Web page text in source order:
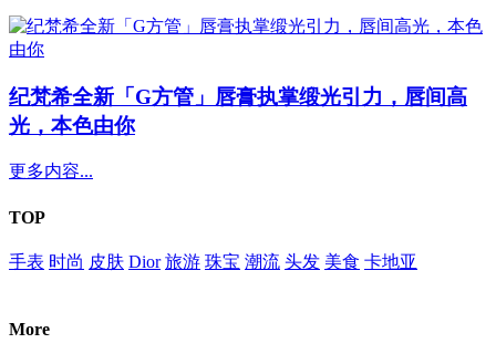
纪梵希全新「G方管」唇膏执掌缎光引力，唇间高
光，本色由你
更多内容...
TOP
手表 时尚 皮肤 Dior 旅游 珠宝 潮流 头发 美食 卡地亚
More